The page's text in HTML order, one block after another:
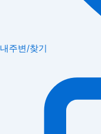
내주변/찾기